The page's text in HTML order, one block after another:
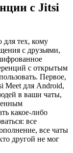
с Jitsi
для тех, кому
с друзьями,
с открытым
Первое,
Meet для Android,
в ваши чаты,
какое-либо
все
все чаты
другой не мог